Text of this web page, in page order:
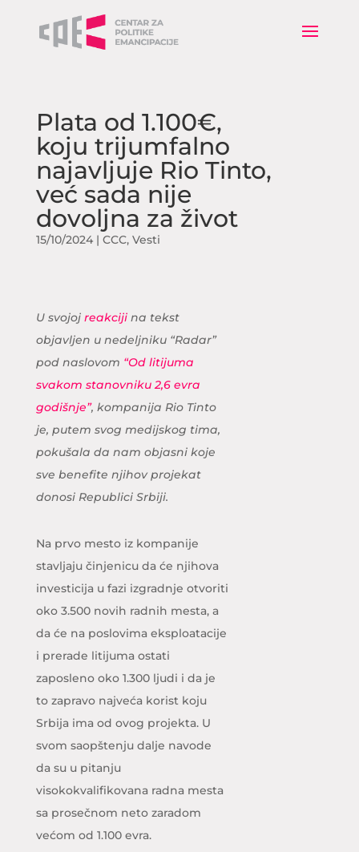
Plata od 1.100€,
koju trijumfalno
najavljuje Rio Tinto,
već sada nije
dovoljna za život
15/10/2024| CCC, Vesti
U svojoj reakcijina tekst
objavljen u nedeljniku “Radar”
pod naslovom “Od litijuma
svakom stanovniku 2,6 evra
godišnje”, kompanija Rio Tinto
je, putem svog medijskog tima,
pokušala da nam objasni koje
sve benefite njihov projekat
donosi Republici Srbiji.
Na prvo mesto iz kompanije
stavljaju činjenicu da će njihova
investicija u fazi izgradnje otvoriti
oko 3.500 novih radnih mesta, a
da će na poslovima eksploatacije
i prerade litijuma ostati
zaposleno oko 1.300 ljudi i da je
to zapravo najveća korist koju
Srbija ima od ovog projekta. U
svom saopštenju dalje navode
da su u pitanju
visokokvalifikovana radna mesta
sa prosečnom neto zaradom
većom od 1.100 evra.